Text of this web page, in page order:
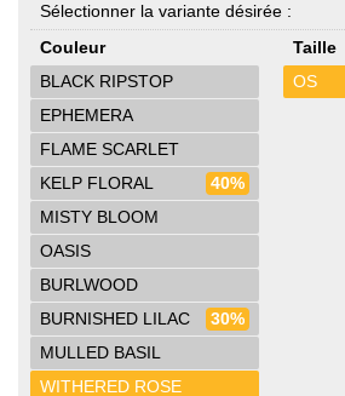
Sélectionner la variante désirée :
Couleur
BLACK RIPSTOP
EPHEMERA
FLAME SCARLET
KELP FLORAL
40%
MISTY BLOOM
OASIS
BURLWOOD
BURNISHED LILAC
30%
MULLED BASIL
WITHERED ROSE
Taille
OS